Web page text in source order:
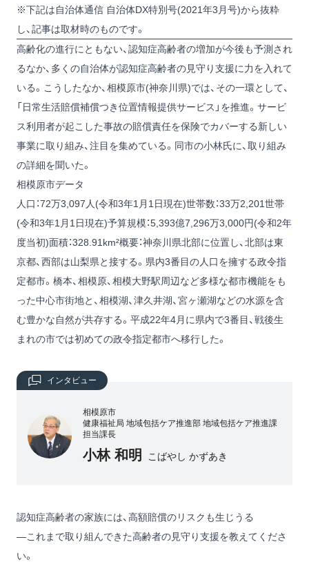
※下記は自治体通信 自治体DX特別号(2021年3月号)から抜粋
し、記事は取材時のものです。
高齢化の進行にともない、認知症高齢者の増加が今後も予測され
るなか、多くの自治体が認知症高齢者の見守り支援に力を入れて
いる。こうしたなか、相模原市(神奈川県)では、その一環として、
「日常生活賠償補償つき位置情報提供サービス」を推進。サービ
ス利用者が起こした事故の賠償責任を保険でカバーする新しい
事業に取り組み、注目を集めている。同市の小林氏に、取り組み
の詳細を聞いた。
相模原市データ
人口：72万3,097人(令和3年1月1日現在)世帯数：33万2,201世帯
(令和3年1月1日現在)予算規模：5,393億7,296万3,000円(令和2年
度当初)面積：328.91km²概要：神奈川県北部に位置し、北部は東
京都、西部は山梨県と接する。県内3番目の人口を擁する政令指
定都市。橋本、相模原、相模大野駅周辺など多様な都市機能をも
った中心市街地と、相模湖、津久井湖、宮ヶ瀬湖などの水源を含
む豊かな自然が共存する。平成22年4月に県内で3番目、戦後生
まれの市では初めての政令指定都市へ移行した。
インタビュー
相模原市
健康福祉局 地域包括ケア推進部 地域包括ケア推進課
担当課長
小林 和明 こばやし かずあき
認知症高齢者の家族には、高額賠償のリスクも生じうる
―これまで取り組んできた高齢者の見守り支援を教えてくださ
い。